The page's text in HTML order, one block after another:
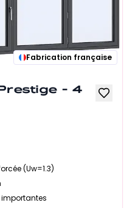
Fabrication française
(Uw=1.3)